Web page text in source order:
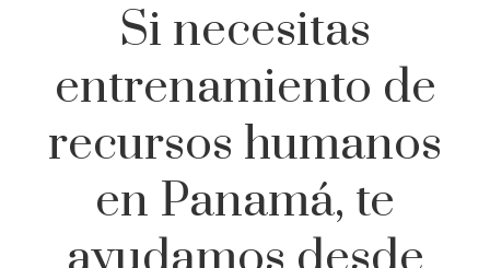
Si necesitas
entrenamiento de
recursos humanos
en Panamá, te